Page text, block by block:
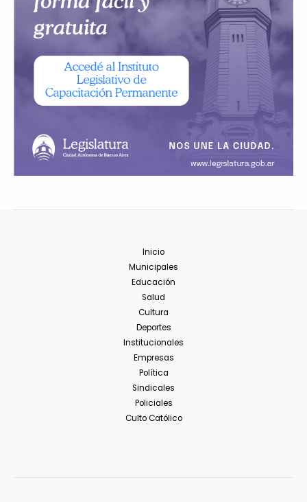
Inicio
Municipales
Educación
Salud
Cultura
Deportes
Institucionales
Empresas
Política
Sindicales
Policiales
Culto Católico